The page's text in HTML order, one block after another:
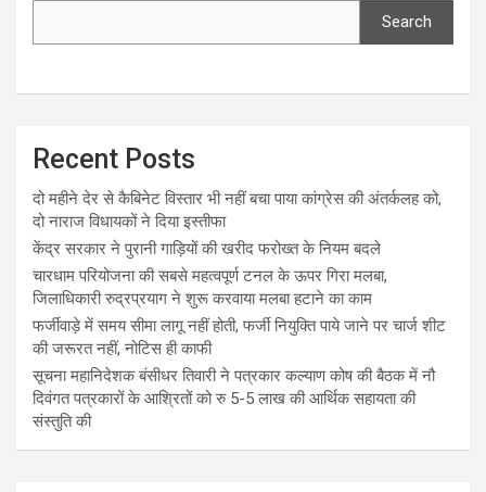
Search
Recent Posts
दो महीने देर से कैबिनेट विस्तार भी नहीं बचा पाया कांग्रेस की अंतर्कलह को,
दो नाराज विधायकों ने दिया इस्तीफा
केंद्र सरकार ने पुरानी गाड़ियों की खरीद फरोख्त के नियम बदले
चारधाम परियोजना की सबसे महत्वपूर्ण टनल के ऊपर गिरा मलबा,
जिलाधिकारी रुद्रप्रयाग ने शुरू करवाया मलबा हटाने का काम
फर्जीवाड़े में समय सीमा लागू नहीं होती, फर्जी नियुक्ति पाये जाने पर चार्ज शीट
की जरूरत नहीं, नोटिस ही काफी
सूचना महानिदेशक बंसीधर तिवारी ने पत्रकार कल्याण कोष की बैठक में नौ
दिवंगत पत्रकारों के आश्रितों को रु 5-5 लाख की आर्थिक सहायता की
संस्तुति की